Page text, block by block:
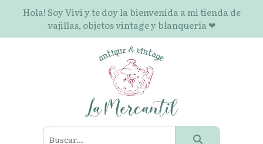
Hola! Soy Vivi y te doy la bienvenida a mi tienda de
vajillas, objetos vintage y blanquería ❤